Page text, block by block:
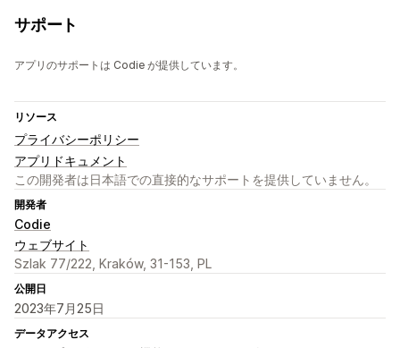
サポート
アプリのサポートは Codie が提供しています。
リソース
プライバシーポリシー
アプリドキュメント
この開発者は日本語での直接的なサポートを提供していません。
開発者
Codie
ウェブサイト
Szlak 77/222, Kraków, 31-153, PL
公開日
2023年7月25日
データアクセス